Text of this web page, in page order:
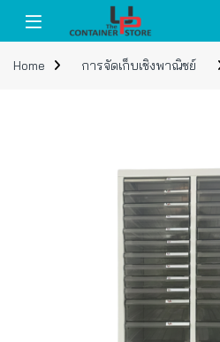
Open
Home การจัดเก็บเชิงพาณิชย์